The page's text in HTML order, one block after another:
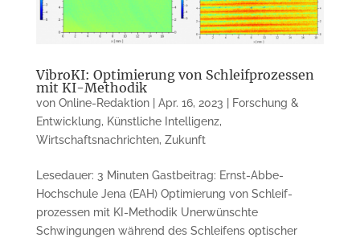
VibroKI: Optimierung von Schleifprozessen
mit KI-Methodik
von Online-Redaktion| Apr. 16, 2023
Forschung &
Entwicklung, Künstliche Intelligenz,
Wirtschaftsnachrichten, Zukunft
Lesedauer: 3 Minuten Gastbeitrag: Ernst-Abbe-
Hochschule Jena (EAH) Optimierung von Schleif­
prozessen mit KI-Methodik Unerwünschte
Schwingungen während des Schleifens optischer